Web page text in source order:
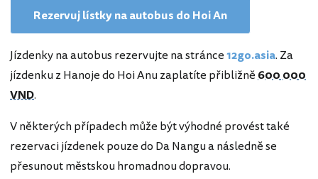
Rezervuj lístky na autobus do Hoi An
Jízdenky na autobus rezervujte na stránce12go.asia. Za
jízdenku z Hanoje do Hoi Anu zaplatíte přibližně600 000
VND.
V některých případech může být výhodné provést také
rezervaci jízdenek pouze do Da Nangu a následně se
přesunout městskou hromadnou dopravou.